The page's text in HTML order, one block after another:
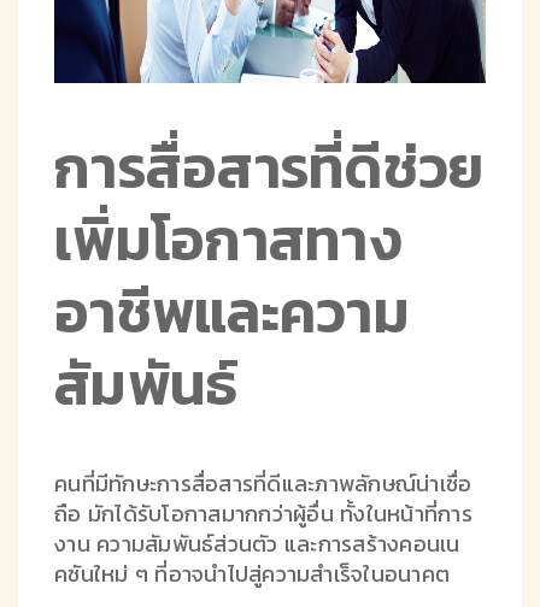
การสื่อสารที่ดีช่วย
เพิ่มโอกาสทาง
อาชีพและความ
สัมพันธ์
คนที่มีทักษะการสื่อสารที่ดีและภาพลักษณ์น่าเชื่อ
ถือ มักได้รับโอกาสมากกว่าผู้อื่น ทั้งในหน้าที่การ
งาน ความสัมพันธ์ส่วนตัว และการสร้างคอนเน
คชันใหม่ ๆ ที่อาจนำไปสู่ความสำเร็จในอนาคต